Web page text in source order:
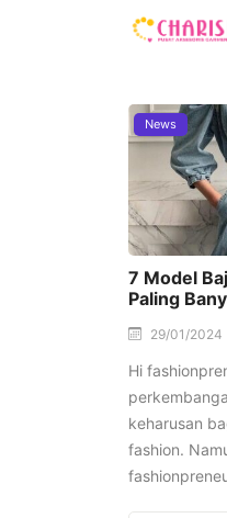
News
7 Model
Paling
29/01/2024
Hi
keharusan
fashion.